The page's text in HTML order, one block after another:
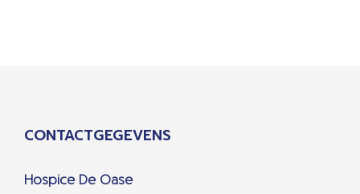
CONTACTGEGEVENS
Hospice De Oase